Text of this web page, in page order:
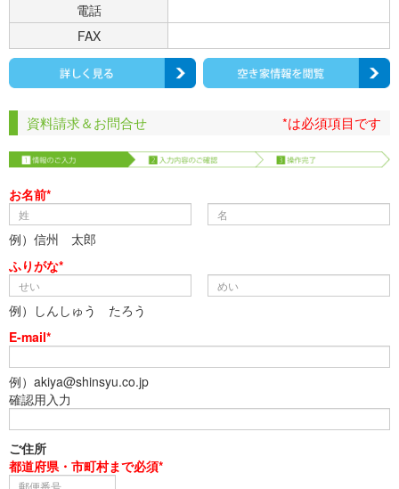
電話
FAX
資料請求＆お問合せ *は必須項目です
お名前*
例）信州 太郎
ふりがな*
例）しんしゅう たろう
E-mail*
例）akiya@shinsyu.co.jp
確認用入力
ご住所
都道府県・市町村まで必須*